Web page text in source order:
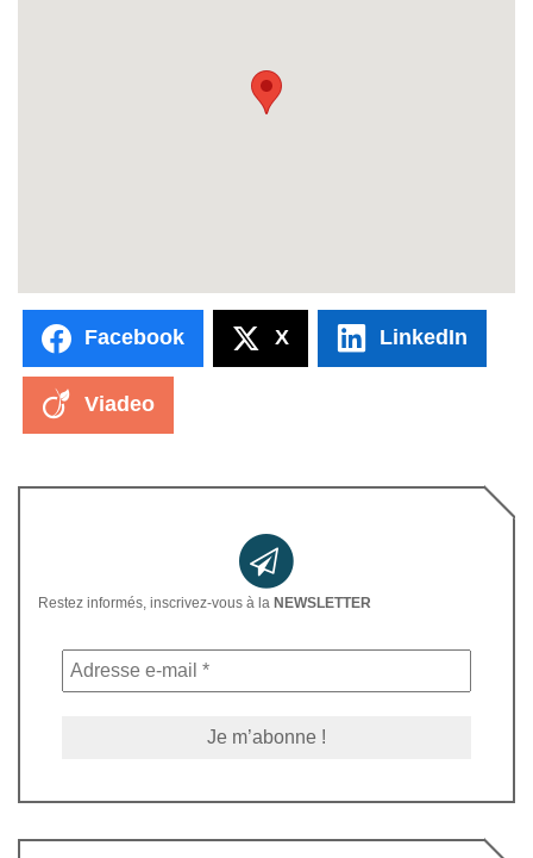
Facebook X LinkedIn
Viadeo
Restez informés, inscrivez-vous à la NEWSLETTER